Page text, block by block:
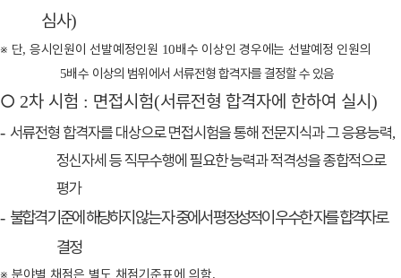
심사)
※ 단, 응시인원이 선발예정인원 10배수 이상인 경우에는 선발예정 인원의
5배수 이상의 범위에서 서류전형 합격자를 결정할 수 있음
○ 2차 시험 : 면접시험(서류전형 합격자에 한하여 실시 )
- 서류전형 합격자를 대상으로 면접시험을 통해 전문지식과 그 응용능력,
정신자세 등 직무수행에 필요한 능력과 적격성을 종합적으로
평가
- 불합격 기준에 해당하지 않는 자 중에서 평정성적이 우수한 자를 합격자로
결정
※ 분야별 채점은 별도 채점기준표에 의함.